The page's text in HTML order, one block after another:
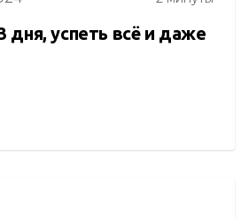
дня, успеть всё и даже